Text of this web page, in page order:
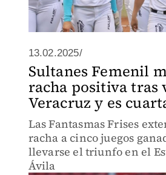
13.02.2025/
Sultanes Femenil
racha positiva tras
Veracruz y es
Las Fantasmas Frises
racha a cinco juegos
llevarse el triunfo en el
Ávila